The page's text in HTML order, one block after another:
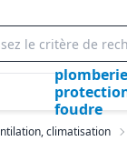
foudre
climatisation